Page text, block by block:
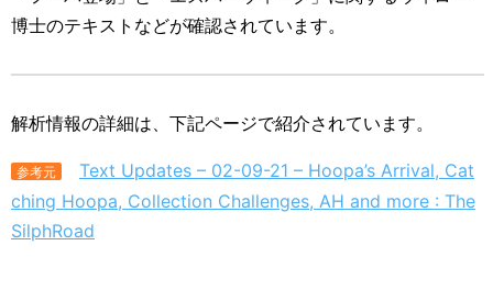
博士のテキストなどが確認されています。
解析情報の詳細は、下記ページで紹介されています。
参考元
Text Updates – 02-09-21 – Hoopa’s Arrival, Cat
ching Hoopa, Collection Challenges, AH and more : The
SilphRoad